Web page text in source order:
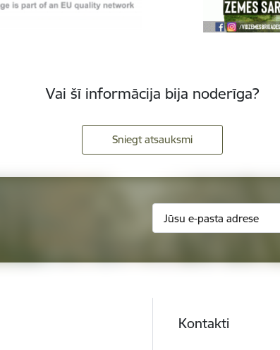
Vai šī informācija bija noderīga?
Sniegt atsauksmi
Kontakti